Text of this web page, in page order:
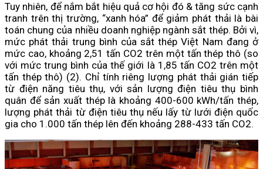
Tuy nhiên, để nắm bắt hiệu quả cơ hội đó & tăng sức cạnh
tranh trên thị trường, “xanh hóa” để giảm phát thải là bài
toán chung của nhiều doanh nghiệp ngành sắt thép. Bởi vì,
mức phát thải trung bình của sắt thép Việt Nam đang ở
mức cao, khoảng 2,51 tấn CO2 trên một tấn thép thô (so
với mức trung bình của thế giới là 1,85 tấn CO2 trên một
tấn thép thô) (2). Chỉ tính riêng lượng phát thải gián tiếp
từ điện năng tiêu thụ, với sản lượng điện tiêu thụ bình
quân để sản xuất thép là khoảng 400-600 kWh/tấn thép,
lượng phát thải từ điện tiêu thụ nếu lấy từ lưới điện quốc
gia cho 1.000 tấn thép lên đến khoảng 288-433 tấn CO2.